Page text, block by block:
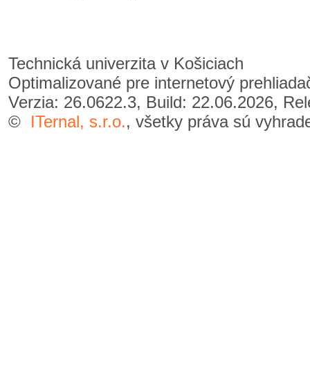
Technická univerzita v Košiciach
Optimalizované pre internetový
Verzia: 26.0622.3, Build: 22.06.2026,
© ITernal, s.r.o., všetky práva sú